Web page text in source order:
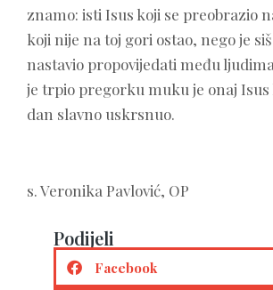
znamo: isti Isus koji se preobrazio
koji nije na toj gori ostao, nego je
nastavio propovijedati među
je trpio pregorku muku je onaj Isus
dan slavno uskrsnuo.
s. Veronika Pavlović, OP
Podijeli
Facebook